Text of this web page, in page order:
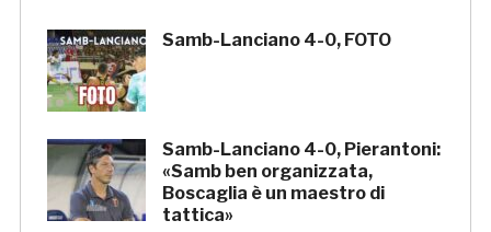
Samb-Lanciano 4-0, FOTO
Samb-Lanciano 4-0, Pierantoni:
«Samb ben organizzata,
Boscaglia è un maestro di
tattica»